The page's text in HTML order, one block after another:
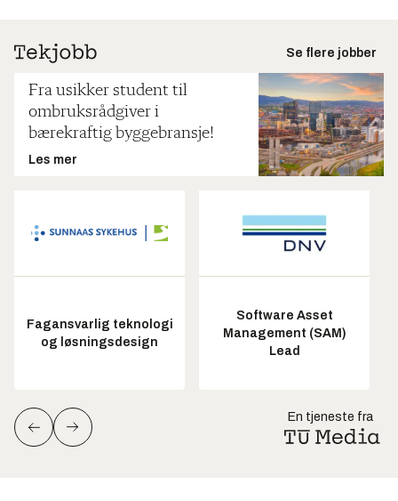
Se flere jobber
Fra usikker student til
ombruksrådgiver i
bærekraftig byggebransje!
Les mer
Fagansvarlig teknologi
og løsningsdesign
Software Asset
Management (SAM)
Lead
En tjeneste fra